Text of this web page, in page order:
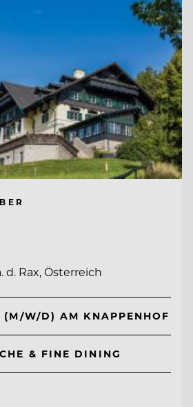
d. Rax, Österreich
(M/W/D) AM KNAPPENHOF
& FINE DINING